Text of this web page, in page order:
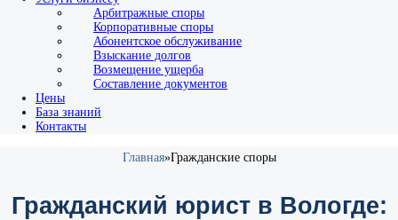
Арбитражные споры
Корпоративные споры
Абонентское обслуживание
Взыскание долгов
Возмещение ущерба
Составление документов
Цены
База знаний
Контакты
Главная»Гражданские споры
Гражданский юрист в Вологде: